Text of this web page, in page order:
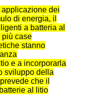
applicazione dei
di energia, il
a batteria al
più case
stanno
e a incorporarla
sviluppo della
che il
al litio